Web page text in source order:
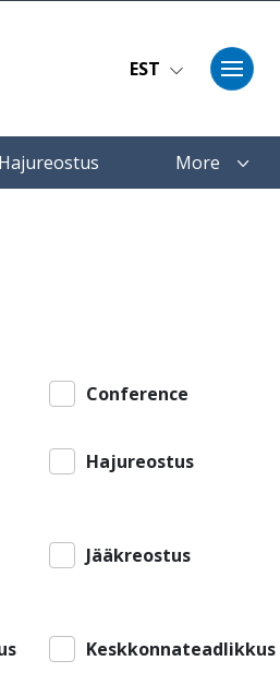
EST
Hajureostus More
Conference
Hajureostus
Jääkreostus
Keskkonnateadlikkus